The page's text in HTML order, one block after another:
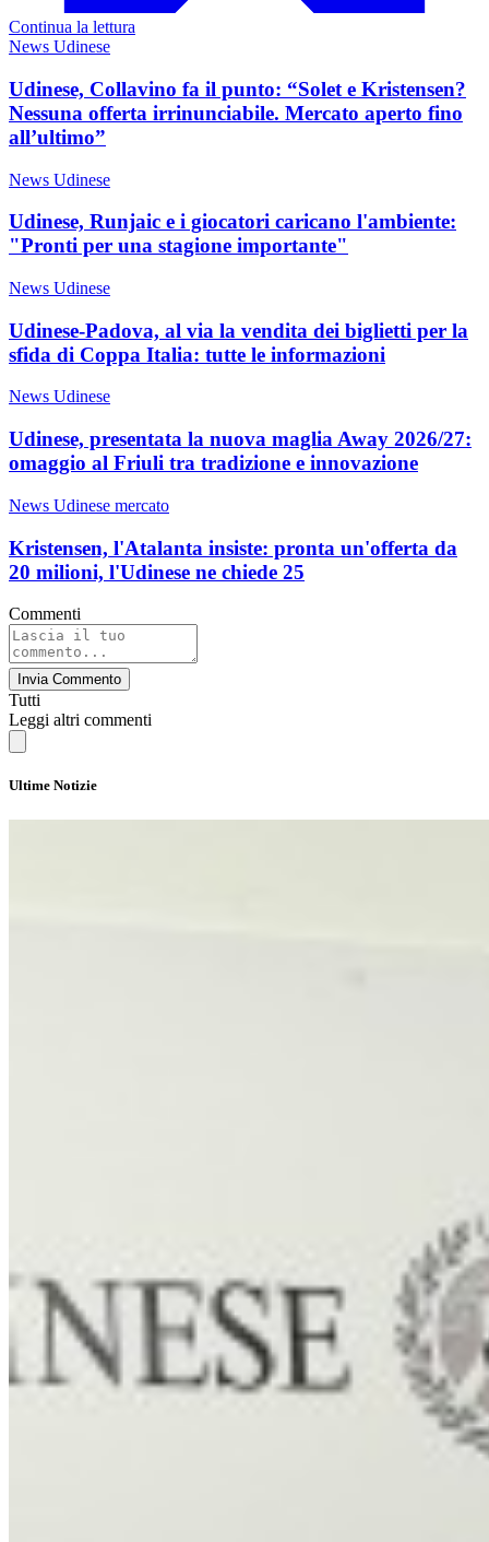
Continua la lettura
News Udinese
Udinese, Collavino fa il punto: “Solet e Kristensen?
Nessuna offerta irrinunciabile. Mercato aperto fino
all’ultimo”
News Udinese
Udinese, Runjaic e i giocatori caricano l'ambiente:
"Pronti per una stagione importante"
News Udinese
Udinese-Padova, al via la vendita dei biglietti per la
sfida di Coppa Italia: tutte le informazioni
News Udinese
Udinese, presentata la nuova maglia Away 2026/27:
omaggio al Friuli tra tradizione e innovazione
News Udinese mercato
Kristensen, l'Atalanta insiste: pronta un'offerta da
20 milioni, l'Udinese ne chiede 25
Commenti
Invia Commento
Tutti
Leggi altri commenti
Ultime Notizie